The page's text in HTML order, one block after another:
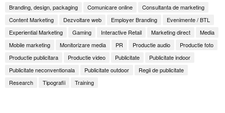
Branding, design, packaging Comunicare online
Consultanta de marketing
Content Marketing
Dezvoltare web Employer Branding
Evenimente / BTL
Experiential Marketing
Gaming Interactive Retail Marketing direct
Media
Mobile marketing
Monitorizare media PR Productie audio
Productie foto
Productie publicitara
Productie video Publicitate
Publicitate indoor
Publicitate neconventionala
Publicitate outdoor
Regii de publicitate
Research
Tipografii Training